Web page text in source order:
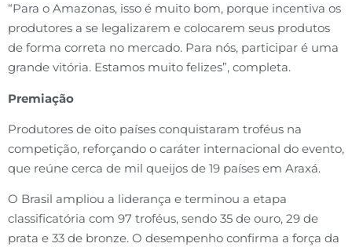
“Para o Amazonas, isso é muito bom, porque incentiva os
produtores a se legalizarem e colocarem seus produtos
de forma correta no mercado. Para nós, participar é uma
grande vitória. Estamos muito felizes”, completa.
Premiação
Produtores de oito países conquistaram troféus na
competição, reforçando o caráter internacional do evento,
que reúne cerca de mil queijos de 19 países em Araxá.
O Brasil ampliou a liderança e terminou a etapa
classificatória com 97 troféus, sendo 35 de ouro, 29 de
prata e 33 de bronze. O desempenho confirma a força da